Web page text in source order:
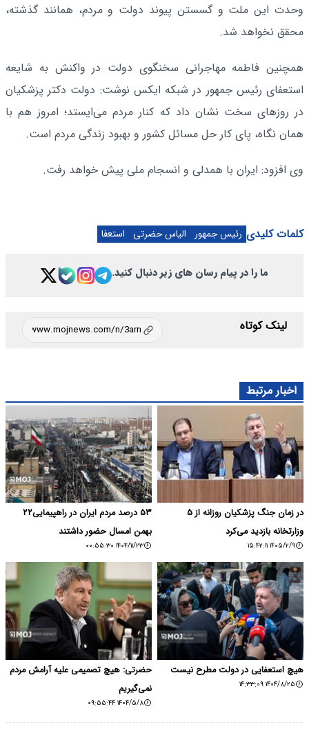
وحدت این ملت و گسستن پیوند دولت و مردم، همانند گذشته،
محقق نخواهد شد.
همچنین فاطمه مهاجرانی سخنگوی دولت در واکنش به شایعه
استعفای رئیس جمهور در شبکه ایکس نوشت: دولت دکتر پزشکیان
در روزهای سخت نشان داد که کنار مردم می‌ایستد؛ امروز هم با
همان نگاه، پای کار حل مسائل کشور و بهبود زندگی مردم است.
وی افزود: ایران با همدلی و انسجام ملی پیش خواهد رفت.
کلمات کلیدی رئیس جمهور الیاس حضرتی استعفا
ما را در پیام رسان های زیر دنبال کنید.
لینک کوتاه
اخبار مرتبط
در زمان جنگ پزشکیان روزانه از ۵
وزارتخانه بازدید می‌کرد
۱۴۰۵/۲/۹ ۱۵:۴۲:۱۱
۵۳ درصد مردم ایران در راهپیمایی۲۲
بهمن امسال حضور داشتند
۱۴۰۴/۱۱/۲۳ ۰۰:۵۵:۳۰
هیچ استعفایی در دولت مطرح نیست
۱۴۰۴/۸/۲۵ ۱۴:۳۳:۰۹
حضرتی: هیچ تصمیمی علیه آرامش مردم
نمی‌گیریم
۱۴۰۴/۵/۸ ۰۹:۵۵:۴۴